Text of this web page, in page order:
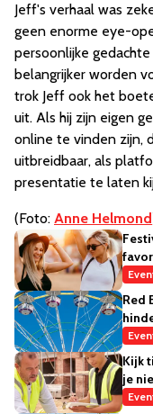
Jeff's verhaal was
geen enorme eye-
persoonlijke
belangrijker worden
trok Jeff ook het
uit. Als hij zijn eigen
online te vinden zijn,
uitbreidbaar, als
presentatie te laten
(Foto: Anne Helmond
Red
Kijk
je